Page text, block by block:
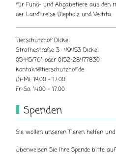
für Fund- und Abgabetiere aus den
der Landkreise Diepholz und Vechta.
Tierschutzhof Dickel
Strothestraße 3 · 49453 Dickel
05445/761 oder 0152-28477830
kontakt@tierschutzhof.de
Di-Mi: 14.00 - 17.00
Fr-So: 14.00 - 17.00
Spenden
Sie wollen unseren Tieren helfen
Überweisen Sie Ihre Spende bitte